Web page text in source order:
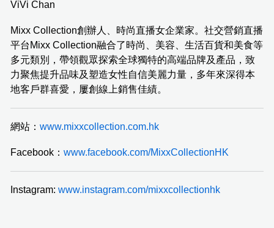
ViVi Chan
Mixx Collection創辦人、時尚直播女企業家。社交營銷直播
平台Mixx Collection融合了時尚、美容、生活百貨和美食等
多元類別，帶領觀眾探索全球獨特的高端品牌及產品，致
力聚焦提升品味及塑造女性自信美麗力量，多年來深得本
地客戶群喜愛，屢創線上銷售佳績。
網站： www.mixxcollection.com.hk
Facebook： www.facebook.com/MixxCollectionHK
Instagram: www.instagram.com/mixxcollectionhk